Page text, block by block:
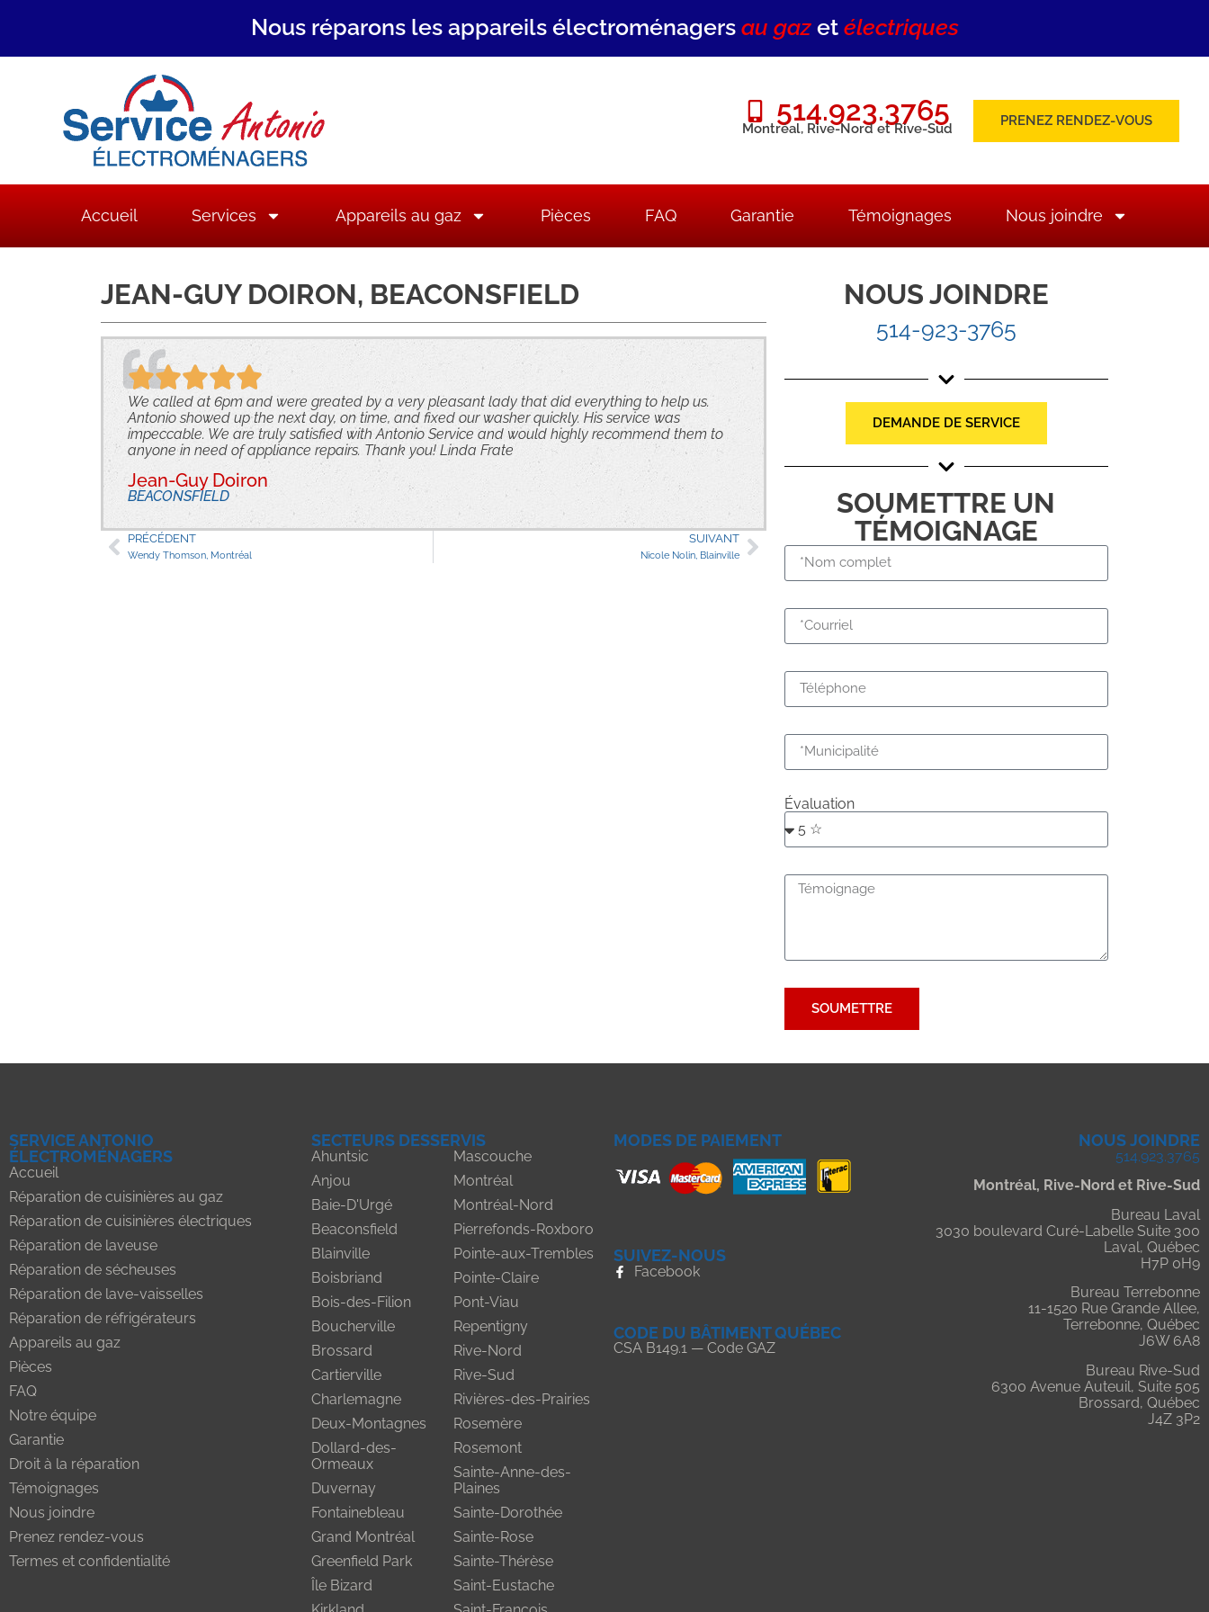
Nous réparons les appareils électroménagers au gazet électriques
514.923.3765
Montréal, Rive-Nord et Rive-Sud PRENEZ RENDEZ-VOUS
Accueil Services Appareils au gaz Pièces FAQ Garantie Témoignages Nous joindre
JEAN-GUY DOIRON, BEACONSFIELD
We called at 6pm and were greated by a very pleasant lady that did everything to help us.
Antonio showed up the next day, on time, and fixed our washer quickly. His service was
impeccable. We are truly satisfied with Antonio Service and would highly recommend them to
anyone in need of appliance repairs. Thank you! Linda Frate
Jean-Guy Doiron
BEACONSFIELD
PRÉCÉDENT
Wendy Thomson, Montréal
SUIVANT
Nicole Nolin, Blainville
NOUS JOINDRE
514-923-3765
DEMANDE DE SERVICE
SOUMETTRE UN
TÉMOIGNAGE
Évaluation
SOUMETTRE
SERVICE ANTONIO
ÉLECTROMÉNAGERS
Accueil
Réparation de cuisinières au gaz
Réparation de cuisinières électriques
Réparation de laveuse
Réparation de sécheuses
Réparation de lave-vaisselles
Réparation de réfrigérateurs
Appareils au gaz
Pièces
FAQ
Notre équipe
Garantie
Droit à la réparation
Témoignages
Nous joindre
Prenez rendez-vous
Termes et confidentialité
SECTEURS DESSERVIS
Ahuntsic
Anjou
Baie-D'Urgé
Beaconsfield
Blainville
Boisbriand
Bois-des-Filion
Boucherville
Brossard
Cartierville
Charlemagne
Deux-Montagnes
Dollard-des-
Ormeaux
Duvernay
Fontainebleau
Grand Montréal
Greenfield Park
Île Bizard
Mascouche
Montréal
Montréal-Nord
Pierrefonds-Roxboro
Pointe-aux-Trembles
Pointe-Claire
Pont-Viau
Repentigny
Rive-Nord
Rive-Sud
Rivières-des-Prairies
Rosemère
Rosemont
Sainte-Anne-des-
Plaines
Sainte-Dorothée
Sainte-Rose
Sainte-Thérèse
Saint-Eustache
MODES DE PAIEMENT
SUIVEZ-NOUS
Facebook
CODE DU BÂTIMENT QUÉBEC
CSA B149.1 — Code GAZ
NOUS JOINDRE
514.923.3765
Montréal, Rive-Nord et Rive-Sud
Bureau Laval
3030 boulevard Curé-Labelle Suite 300
Laval, Québec
H7P 0H9
Bureau Terrebonne
11-1520 Rue Grande Allee,
Terrebonne, Québec
J6W 6A8
Bureau Rive-Sud
6300 Avenue Auteuil, Suite 505
Brossard, Québec
J4Z 3P2